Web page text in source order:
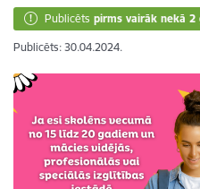
Publicēts pirms vairāk nekā 2
Publicēts: 30.04.2024.